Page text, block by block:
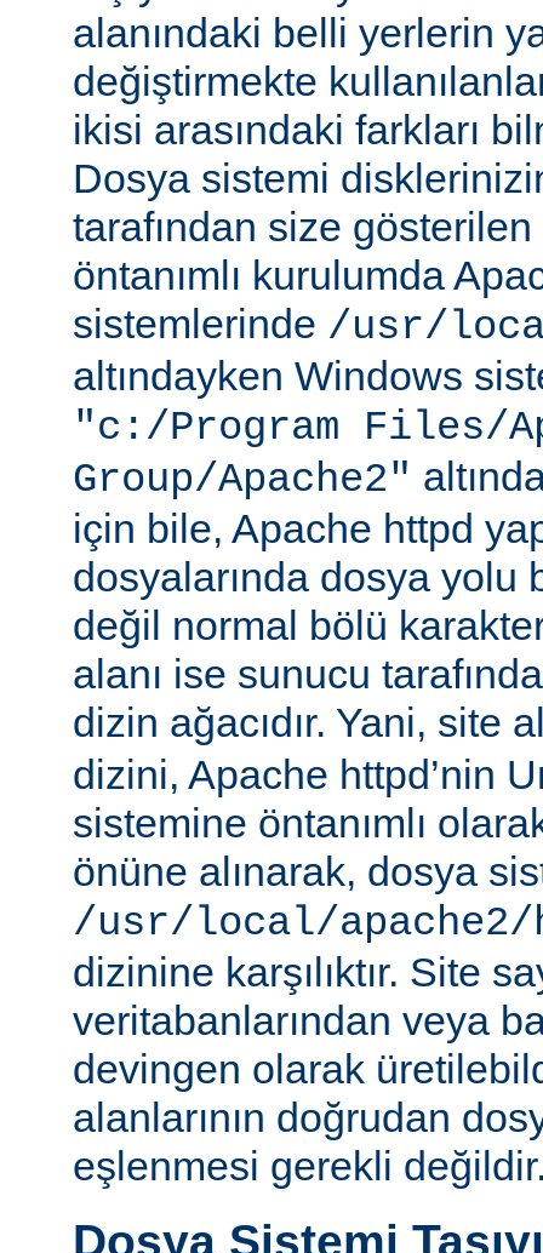
alanındaki belli yerlerin
değiştirmekte
ikisi arasındaki farkları
Dosya sistemi
tarafından size
öntanımlı kurulumda
sistemlerinde /usr/
altındayken Windows
"c:/Program Files/
Group/Apache2"
için bile, Apache httpd
dosyalarında dosya yolu
değil normal bölü
alanı ise sunucu
dizin ağacıdır. Yani, site
dizini, Apache httpd’nin
sistemine öntanımlı
önüne alınarak, dosya
/usr/local/
dizinine karşılıktır. Site
veritabanlarından veya
devingen olarak
alanlarının doğrudan
eşlenmesi gerekli
Dosya Sistemi